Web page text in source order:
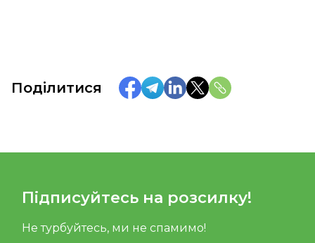
Поділитися
Підписуйтесь на розсилку!
Не турбуйтесь, ми не спамимо!